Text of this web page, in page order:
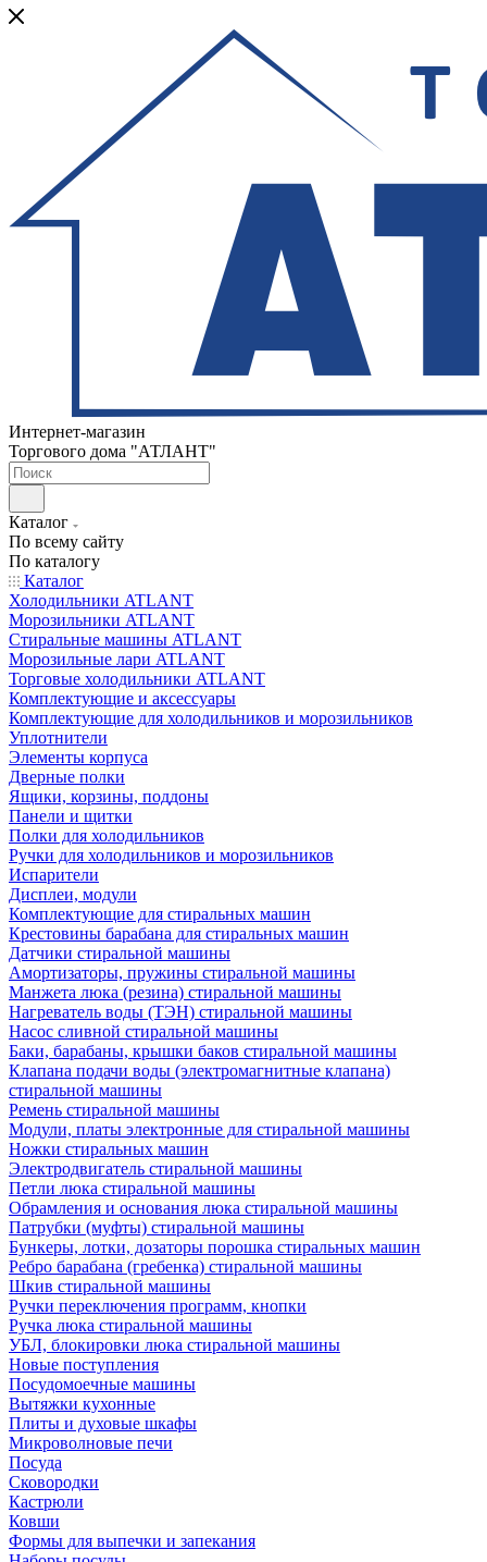
Интернет-магазин
Торгового дома "АТЛАНТ"
Каталог
По всему сайту
По каталогу
Каталог
Холодильники ATLANT
Морозильники ATLANT
Стиральные машины ATLANT
Морозильные лари ATLANT
Торговые холодильники ATLANT
Комплектующие и аксессуары
Комплектующие для холодильников и морозильников
Уплотнители
Элементы корпуса
Дверные полки
Ящики, корзины, поддоны
Панели и щитки
Полки для холодильников
Ручки для холодильников и морозильников
Испарители
Дисплеи, модули
Комплектующие для стиральных машин
Крестовины барабана для стиральных машин
Датчики стиральной машины
Амортизаторы, пружины стиральной машины
Манжета люка (резина) стиральной машины
Нагреватель воды (ТЭН) стиральной машины
Насос сливной стиральной машины
Баки, барабаны, крышки баков стиральной машины
Клапана подачи воды (электромагнитные клапана)
стиральной машины
Ремень стиральной машины
Модули, платы электронные для стиральной машины
Ножки стиральных машин
Электродвигатель стиральной машины
Петли люка стиральной машины
Обрамления и основания люка стиральной машины
Патрубки (муфты) стиральной машины
Бункеры, лотки, дозаторы порошка стиральных машин
Ребро барабана (гребенка) стиральной машины
Шкив стиральной машины
Ручки переключения программ, кнопки
Ручка люка стиральной машины
УБЛ, блокировки люка стиральной машины
Новые поступления
Посудомоечные машины
Вытяжки кухонные
Плиты и духовые шкафы
Микроволновые печи
Посуда
Сковородки
Кастрюли
Ковши
Формы для выпечки и запекания